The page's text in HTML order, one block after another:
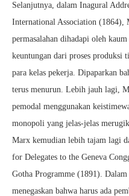
Selanjutnya, dalam Inagural
International Association (1864),
permasalahan dihadapi oleh
keuntungan dari proses
para kelas pekerja. Dipaparkan
terus menurun. Lebih jauh lagi,
pemodal menggunakan
monopoli yang jelas-jelas
Marx kemudian lebih tajam lagi
for Delegates to the Geneva
Gotha Programme (1891).
menegaskan bahwa harus ada